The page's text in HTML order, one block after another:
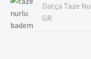
Datça Taze
GR